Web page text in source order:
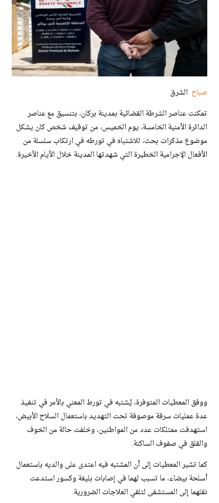
صباحالشرق
تمكنت عناصر الشرطة القضائية بمدينة بركان، بتنسيق مع عناصر
الدائرة الأمنية الخامسة، يوم الخميس، من توقيف شخص كان يشكل
موضوع مذكرات بحث، للاشتباه في تورطه في ارتكاب سلسلة من
الأفعال الإجرامية الخطيرة التي شهدتها المدينة خلال الأيام الأخيرة.
ووفق المعطيات المتوفرة، يُشتبه في تورط المعني بالأمر في تنفيذ
عدة عمليات سرقة موصوفة تحت التهديد باستعمال السلاح الأبيض،
استهدفت ممتلكات عدد من المواطنين، وخلفت حالة من الخوف
والقلق في صفوف الساكنة.
كما تشير المعطيات إلى أن المشتبه فيه اعتدى على والديه باستعمال
أسلحة بيضاء، ما تسبب لهما في إصابات بليغة وكسور استدعت
نقلهما إلى المستشفى لتلقي العلاجات الضرورية.